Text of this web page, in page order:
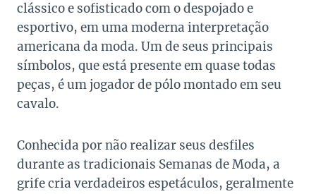
clássico e sofisticado com o despojado e
esportivo, em uma moderna interpretação
americana da moda. Um de seus principais
símbolos, que está presente em quase todas
peças, é um jogador de pólo montado em seu
cavalo.
Conhecida por não realizar seus desfiles
durante as tradicionais Semanas de Moda, a
grife cria verdadeiros espetáculos, geralmente